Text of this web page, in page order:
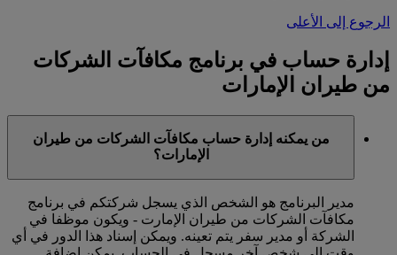
الرجوع إلى الأعلى
إدارة حساب في برنامج مكافآت الشركات
من طيران الإمارات
من يمكنه إدارة حساب مكافآت الشركات من طيران
الإمارات؟
مدير البرنامج هو الشخص الذي يسجل شركتكم في برنامج
مكافآت الشركات من طيران الإمارت - ويكون موظفا في
الشركة أو مدير سفر يتم تعينه. ويمكن إسناد هذا الدور في أي